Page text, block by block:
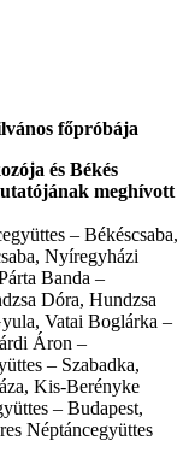
főpróbája
és Békés
meghívott
– Békéscsaba,
Nyíregyházi
Banda –
Dóra, Hundzsa
Vatai Boglárka –
Áron –
– Szabadka,
Kis-Berényke
– Budapest,
Néptáncegyüttes